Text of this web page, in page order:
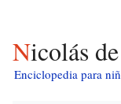
Nicolás
Enciclopedia para